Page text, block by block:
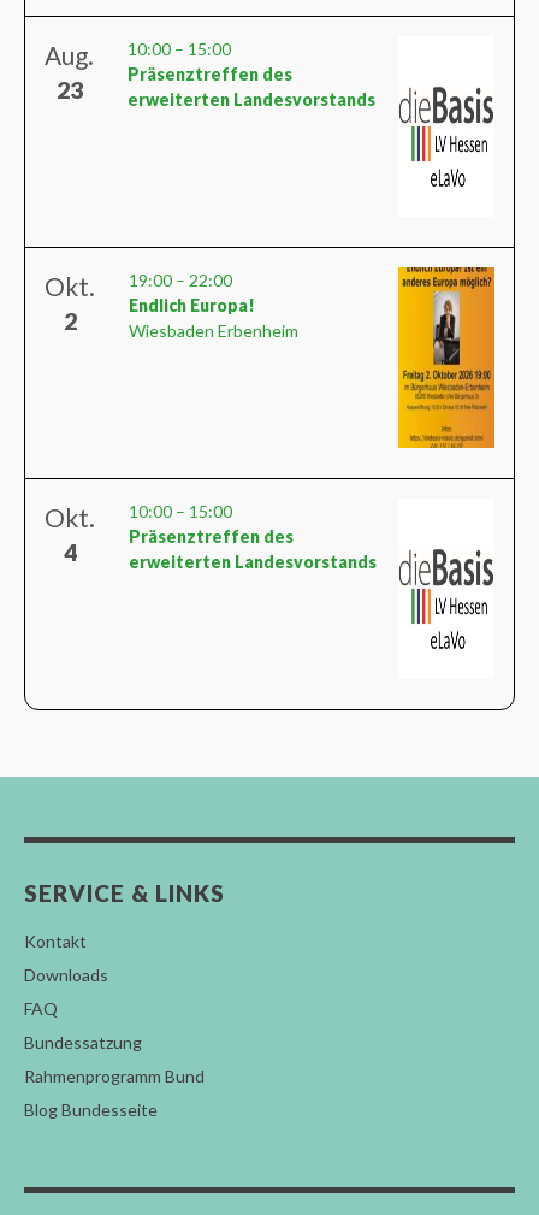
Aug.
23
10:00 – 15:00
Präsenztreffen des
erweiterten Landesvorstands
Okt.
2
19:00 – 22:00
Endlich Europa!
Wiesbaden Erbenheim
Okt.
4
10:00 – 15:00
Präsenztreffen des
erweiterten Landesvorstands
SERVICE & LINKS
Kontakt
Downloads
FAQ
Bundessatzung
Rahmenprogramm Bund
Blog Bundesseite